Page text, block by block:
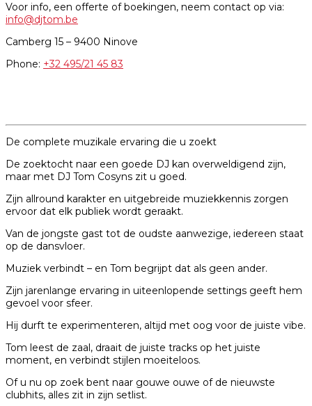
Voor info, een offerte of boekingen, neem contact op via:
info@djtom.be
Camberg 15 – 9400 Ninove
Phone: +32 495/21 45 83
De complete muzikale ervaring die u zoekt
De zoektocht naar een goede DJ kan overweldigend zijn,
maar met DJ Tom Cosyns zit u goed.
Zijn allround karakter en uitgebreide muziekkennis zorgen
ervoor dat elk publiek wordt geraakt.
Van de jongste gast tot de oudste aanwezige, iedereen staat
op de dansvloer.
Muziek verbindt – en Tom begrijpt dat als geen ander.
Zijn jarenlange ervaring in uiteenlopende settings geeft hem
gevoel voor sfeer.
Hij durft te experimenteren, altijd met oog voor de juiste vibe.
Tom leest de zaal, draait de juiste tracks op het juiste
moment, en verbindt stijlen moeiteloos.
Of u nu op zoek bent naar gouwe ouwe of de nieuwste
clubhits, alles zit in zijn setlist.